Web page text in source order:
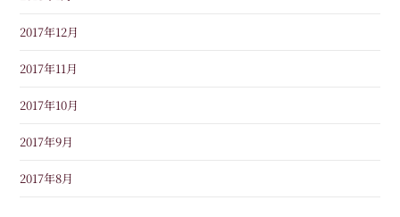
2017年12月
2017年11月
2017年10月
2017年9月
2017年8月